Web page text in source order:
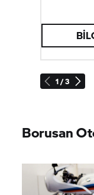
1 / 3
Borusan